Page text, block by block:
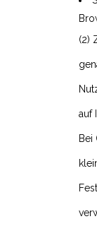
(2)
auf
Bei